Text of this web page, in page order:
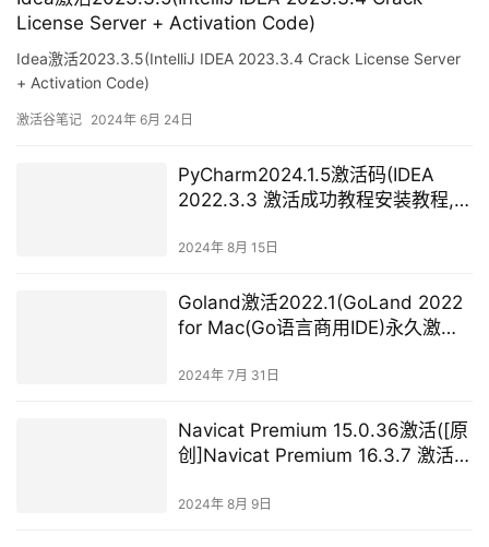
License Server + Activation Code)
Idea激活2023.3.5(IntelliJ IDEA 2023.3.4 Crack License Server
+ Activation Code)
激活谷笔记 2024年 6月 24日
PyCharm2024.1.5激活码(IDEA
2022.3.3 激活成功教程安装教程,附
2024年 8月 15日
Goland激活2022.1(GoLand 2022
for Mac(Go语言商用IDE)永久激活
2024年 7月 31日
Navicat Premium 15.0.36激活([原
创]Navicat Premium 16.3.7 激活成
2024年 8月 9日